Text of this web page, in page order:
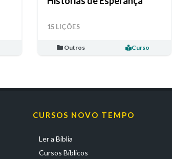
15 LIÇÕES
Outros Curso
CURSOS NOVO TEMPO
Ler a Bíblia
Cursos Bíblicos